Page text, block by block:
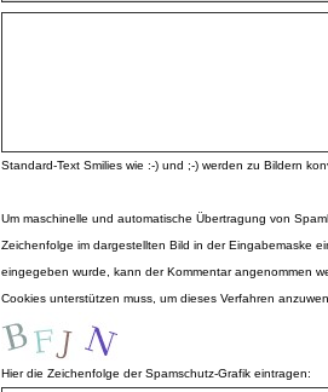
Standard-Text Smilies wie :-) und ;-) werden zu Bildern
Um maschinelle und automatische Übertragung von
Zeichenfolge im dargestellten Bild in der Eingabemaske
eingegeben wurde, kann der Kommentar angenommen
Cookies unterstützen muss, um dieses Verfahren
Hier die Zeichenfolge der Spamschutz-Grafik eintragen: